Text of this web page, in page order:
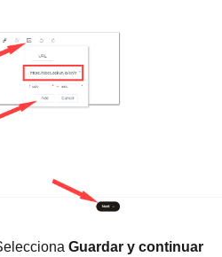
Guardar y continuar